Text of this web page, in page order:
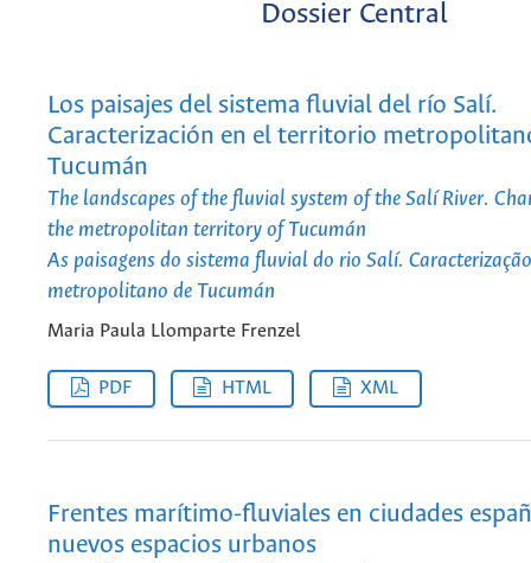
Dossier Central
Los paisajes del sistema fluvial del río Salí.
Caracterización en el territorio
Tucumán
The landscapes of the fluvial system of the Salí River.
the metropolitan territory of Tucumán
As paisagens do sistema fluvial do rio Salí.
metropolitano de Tucumán
Maria Paula Llomparte Frenzel
PDF HTML XML
Frentes marítimo-fluviales en ciudades
nuevos espacios urbanos